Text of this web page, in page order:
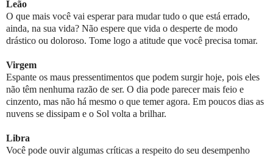
Leão
O que mais você vai esperar para mudar tudo o que está errado,
ainda, na sua vida? Não espere que vida o desperte de modo
drástico ou doloroso. Tome logo a atitude que você precisa tomar.
Virgem
Espante os maus pressentimentos que podem surgir hoje, pois eles
não têm nenhuma razão de ser. O dia pode parecer mais feio e
cinzento, mas não há mesmo o que temer agora. Em poucos dias as
nuvens se dissipam e o Sol volta a brilhar.
Libra
Você pode ouvir algumas críticas a respeito do seu desempenho